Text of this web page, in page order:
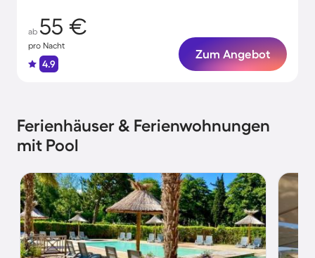
ab 55 €
pro Nacht
4.9
Zum Angebot
Ferienhäuser & Ferienwohnungen
mit Pool